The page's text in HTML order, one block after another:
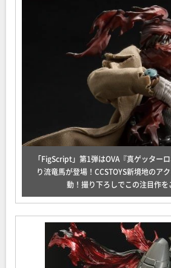
「FigScript」第1弾はOVA『真ゲッター
り流竜馬が登場！CCSTOYS新境地のア
動！撮り下ろしでこの注目作を